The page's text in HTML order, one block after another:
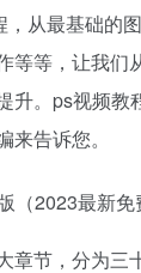
从最基础的
等等，让我们
升。ps视频教
告诉您。
章节，分为三